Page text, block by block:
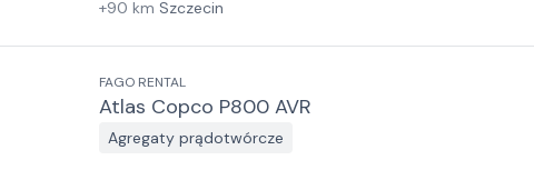
+90 km Szczecin
FAGO RENTAL
Atlas Copco P800 AVR
Agregaty prądotwórcze